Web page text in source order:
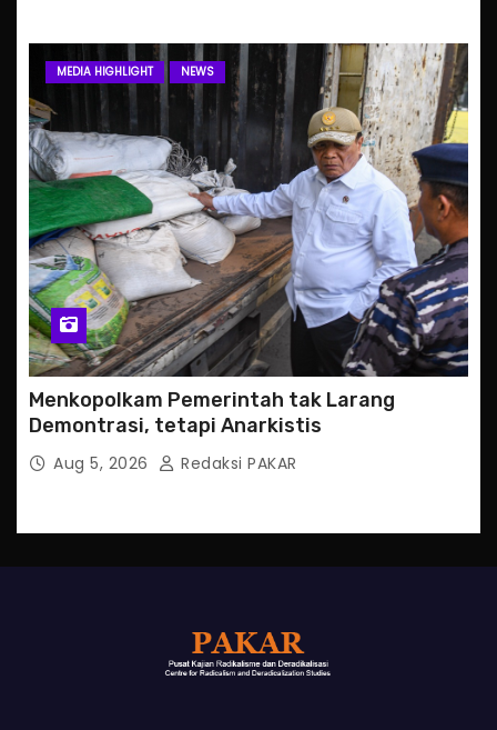
MEDIA HIGHLIGHT NEWS
Menkopolkam Pemerintah tak Larang
Demontrasi, tetapi Anarkistis
Aug 5, 2026 Redaksi PAKAR